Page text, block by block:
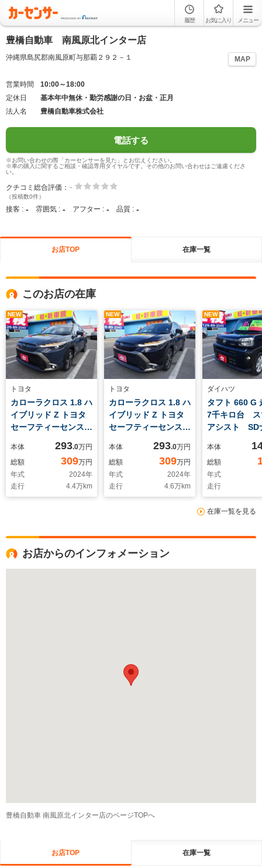
履歴 お気に入り メニュー
豊橋自動車 南風原北インター店
沖縄県島尻郡南風原町与那覇２９２－１ MAP
営業時間
10:00～18:00
定休日
基本年中無休・勤労感謝の日・お盆・正月
法人名
豊橋自動車株式会社
電話する
※お問い合わせの際「カーセンサーを見た」とお伝えください。
※車の購入に関するご相談・確認専用ダイヤルです。その他のお問い合わせはご遠慮くださ
い。
クチコミ総合評価： -
（投稿数0件）
接客 : - 雰囲気 : - アフター : - 品質 : -
お店TOP 在庫一覧
このお店の在庫
NEW
トヨタ
カローラクロス 1.8 ハ
イブリッド Z トヨタ
セーフティーセンス
本体 293.0万円
総額
309万円
年式
2024年
走行
4.4万km
NEW
トヨタ
カローラクロス 1.8 ハ
イブリッド Z トヨタ
セーフティーセンス
本体 293.0万円
総額
309万円
年式
2024年
走行
4.6万km
NEW
ダイハツ
タフト 660 G
7千キロ台 ス
アシスト SD
本体
総額
年式
走行
在庫一覧を見る
お店からのインフォメーション
豊橋自動車 南風原北インター店のページTOPへ
お店TOP 在庫一覧